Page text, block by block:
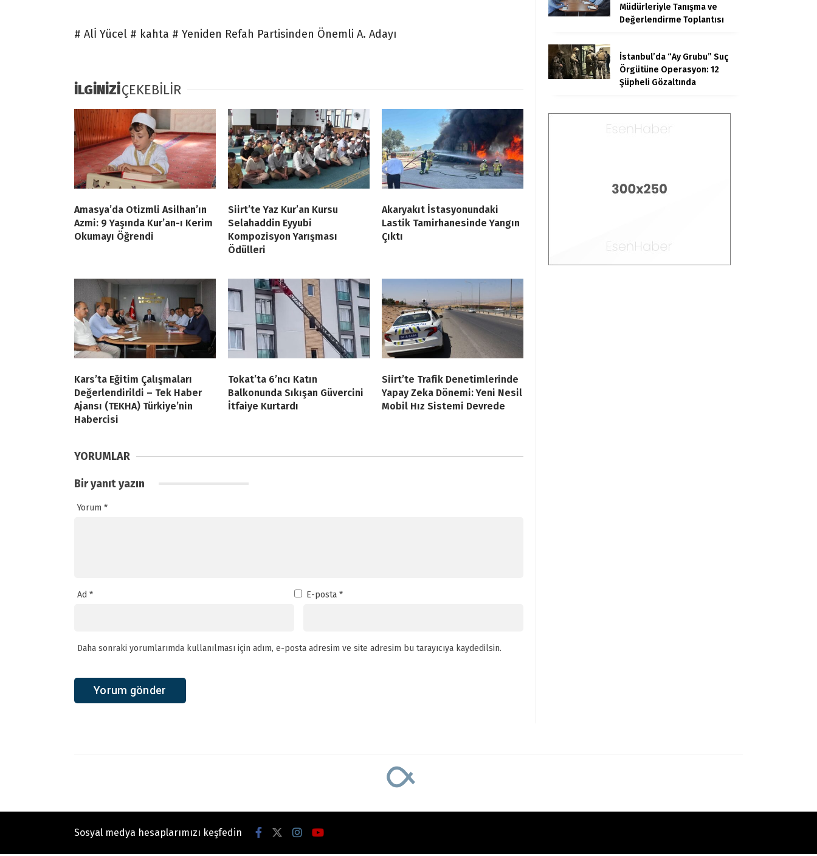
# Alİ Yücel # kahta # Yeniden Refah Partisinden Önemli A. Adayı
İLGİNİZİÇEKEBİLİR
Amasya’da Otizmli Asilhan’ın
Azmi: 9 Yaşında Kur’an-ı Kerim
Okumayı Öğrendi
Siirt’te Yaz Kur’an Kursu
Selahaddin Eyyubi
Kompozisyon Yarışması
Ödülleri
Akaryakıt İstasyonundaki
Lastik Tamirhanesinde Yangın
Çıktı
Kars’ta Eğitim Çalışmaları
Değerlendirildi – Tek Haber
Ajansı (TEKHA) Türkiye’nin
Habercisi
Tokat’ta 6’ncı Katın
Balkonunda Sıkışan Güvercini
İtfaiye Kurtardı
Siirt’te Trafik Denetimlerinde
Yapay Zeka Dönemi: Yeni Nesil
Mobil Hız Sistemi Devrede
YORUMLAR
Bir yanıt yazın
Yorum *
Ad * E-posta *
Daha sonraki yorumlarımda kullanılması için adım, e-posta adresim ve site adresim bu tarayıcıya kaydedilsin.
Müdürleriyle Tanışma ve
Değerlendirme Toplantısı
İstanbul’da “Ay Grubu” Suç
Örgütüne Operasyon: 12
Şüpheli Gözaltında
Sosyal medya hesaplarımızı keşfedin